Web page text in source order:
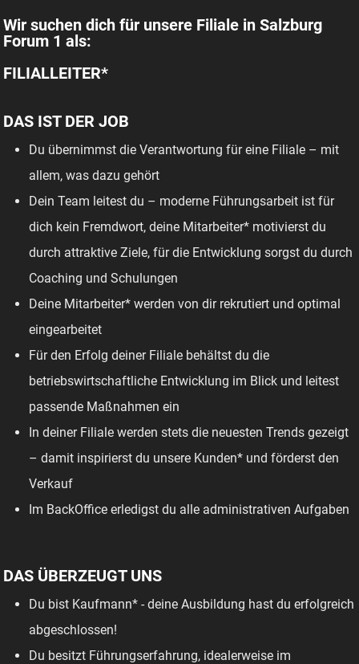
Wir suchen dich für unsere Filiale in Salzburg
Forum 1 als:
FILIALLEITER*
DAS IST DER JOB
Du übernimmst die Verantwortung für eine Filiale – mit
allem, was dazu gehört
Dein Team leitest du – moderne Führungsarbeit ist für
dich kein Fremdwort, deine Mitarbeiter* motivierst du
durch attraktive Ziele, für die Entwicklung sorgst du durch
Coaching und Schulungen
Deine Mitarbeiter* werden von dir rekrutiert und optimal
eingearbeitet
Für den Erfolg deiner Filiale behältst du die
betriebswirtschaftliche Entwicklung im Blick und leitest
passende Maßnahmen ein
In deiner Filiale werden stets die neuesten Trends gezeigt
– damit inspirierst du unsere Kunden* und förderst den
Verkauf
Im BackOffice erledigst du alle administrativen Aufgaben
DAS ÜBERZEUGT UNS
Du bist Kaufmann* - deine Ausbildung hast du erfolgreich
abgeschlossen!
Du besitzt Führungserfahrung, idealerweise im